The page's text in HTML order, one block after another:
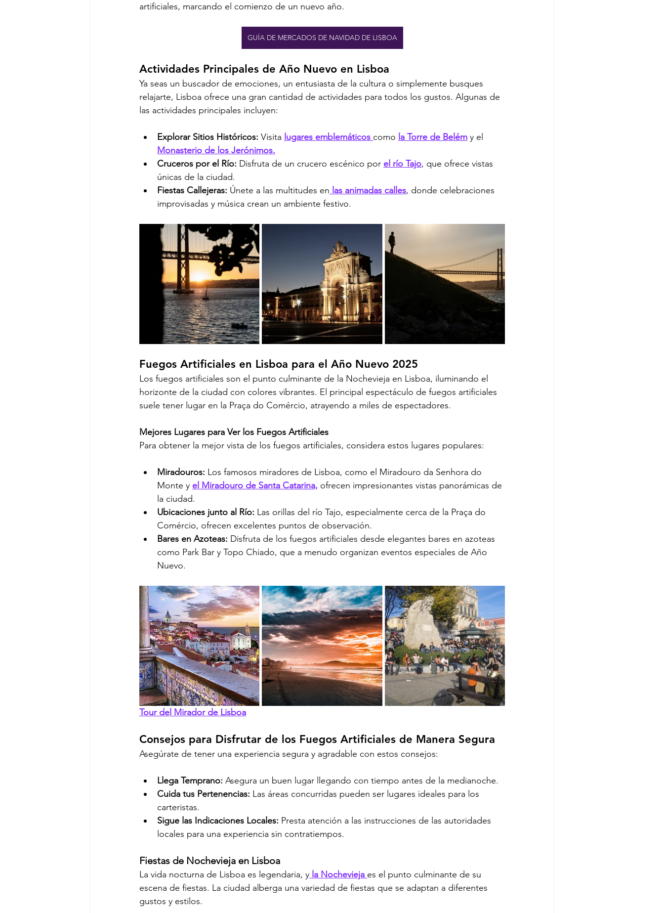
artificiales, marcando el comienzo de un nuevo año.
GUÍA DE MERCADOS DE NAVIDAD DE LISBOA
Actividades Principales de Año Nuevo en Lisboa
Ya seas un buscador de emociones, un entusiasta de la cultura o simplemente busques
relajarte, Lisboa ofrece una gran cantidad de actividades para todos los gustos. Algunas de
las actividades principales incluyen:
Explorar Sitios Históricos: Visita lugares emblemáticos como la Torre de Belém y el
Monasterio de los Jerónimos.
Cruceros por el Río: Disfruta de un crucero escénico por el río Tajo, que ofrece vistas
únicas de la ciudad.
Fiestas Callejeras: Únete a las multitudes en las animadas calles, donde celebraciones
improvisadas y música crean un ambiente festivo.
Fuegos Artificiales en Lisboa para el Año Nuevo 2025
Los fuegos artificiales son el punto culminante de la Nochevieja en Lisboa, iluminando el
horizonte de la ciudad con colores vibrantes. El principal espectáculo de fuegos artificiales
suele tener lugar en la Praça do Comércio, atrayendo a miles de espectadores.
Mejores Lugares para Ver los Fuegos Artificiales
Para obtener la mejor vista de los fuegos artificiales, considera estos lugares populares:
Miradouros: Los famosos miradores de Lisboa, como el Miradouro da Senhora do
Monte y el Miradouro de Santa Catarina, ofrecen impresionantes vistas panorámicas de
la ciudad.
Ubicaciones junto al Río: Las orillas del río Tajo, especialmente cerca de la Praça do
Comércio, ofrecen excelentes puntos de observación.
Bares en Azoteas: Disfruta de los fuegos artificiales desde elegantes bares en azoteas
como Park Bar y Topo Chiado, que a menudo organizan eventos especiales de Año
Nuevo.
Tour del Mirador de Lisboa
Consejos para Disfrutar de los Fuegos Artificiales de Manera Segura
Asegúrate de tener una experiencia segura y agradable con estos consejos:
Llega Temprano: Asegura un buen lugar llegando con tiempo antes de la medianoche.
Cuida tus Pertenencias: Las áreas concurridas pueden ser lugares ideales para los
carteristas.
Sigue las Indicaciones Locales: Presta atención a las instrucciones de las autoridades
locales para una experiencia sin contratiempos.
Fiestas de Nochevieja en Lisboa
La vida nocturna de Lisboa es legendaria, y la Nochevieja es el punto culminante de su
escena de fiestas. La ciudad alberga una variedad de fiestas que se adaptan a diferentes
gustos y estilos.